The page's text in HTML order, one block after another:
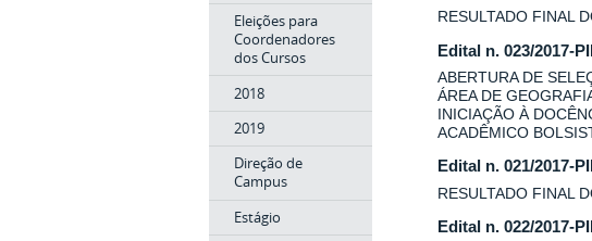
Eleições para
Coordenadores
dos Cursos
2018
2019
Direção de
Campus
Estágio
RESULTADO FINAL
Edital n. 023/2017-
ABERTURA DE
ÁREA DE
INICIAÇÃO À
ACADÊMICO
Edital n. 021/2017-
RESULTADO FINAL
Edital n. 022/2017-